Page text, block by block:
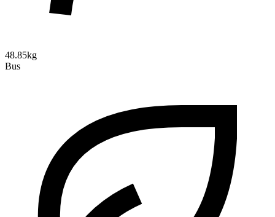
48.85kg
Bus